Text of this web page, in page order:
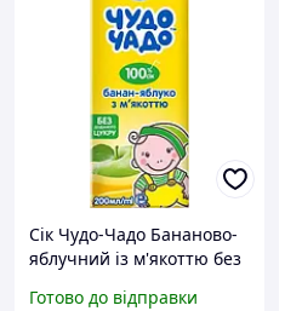
Сік Чудо-Чадо Бананово-
яблучний із м'якоттю без
Готово до відправки